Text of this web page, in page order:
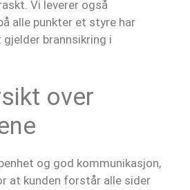
Vi leverer også
alle punkter et styre har
brannsikring i
over
og god kommunikasjon,
at kunden forstår alle sider